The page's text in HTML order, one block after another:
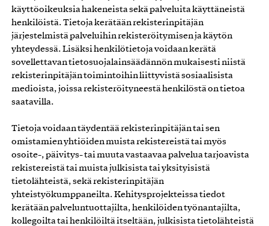
käyttöoikeuksia hakeneista sekä palveluita käyttäneistä
henkilöistä. Tietoja kerätään rekisterinpitäjän
järjestelmistä palveluihin rekisteröitymisen ja käytön
yhteydessä. Lisäksi henkilötietoja voidaan kerätä
sovellettavan tietosuojalainsäädännön mukaisesti niistä
rekisterinpitäjän toimintoihin liittyvistä sosiaalisista
medioista, joissa rekisteröityneestä henkilöstä on tietoa
saatavilla.
Tietoja voidaan täydentää rekisterinpitäjän tai sen
omistamien yhtiöiden muista rekistereistä tai myös
osoite-, päivitys- tai muuta vastaavaa palvelua tarjoavista
rekistereistä tai muista julkisista tai yksityisistä
tietolähteistä, sekä rekisterinpitäjän
yhteistyökumppaneilta. Kehitysprojekteissa tiedot
kerätään palveluntuottajilta, henkilöiden työnantajilta,
kollegoilta tai henkilöiltä itseltään, julkisista tietolähteistä